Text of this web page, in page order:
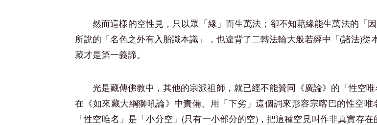
然而這樣的空性見，只以眾「緣」而生萬法；卻不知藉緣能生萬法的「
所說的「名色之外有入胎識本識」，也違背了二轉法輪大般若經中「(諸法)
藏才是第一義諦。
光是藏傳佛教中，其他的宗派祖師，就已經不能贊同《廣論》的「性空
在《如來藏大綱獅吼論》中責備、用「下劣」這個詞來形容宗喀巴的性空
「性空唯名」是「小分空」(只有一小部分的空)，把這種空見叫作非真實存